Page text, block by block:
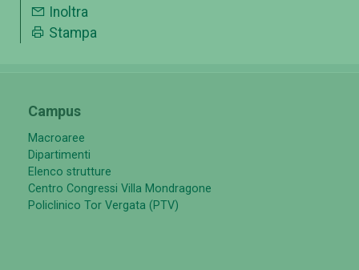
Inoltra
Stampa
Campus
Macroaree
Dipartimenti
Elenco strutture
Centro Congressi Villa Mondragone
Policlinico Tor Vergata (PTV)